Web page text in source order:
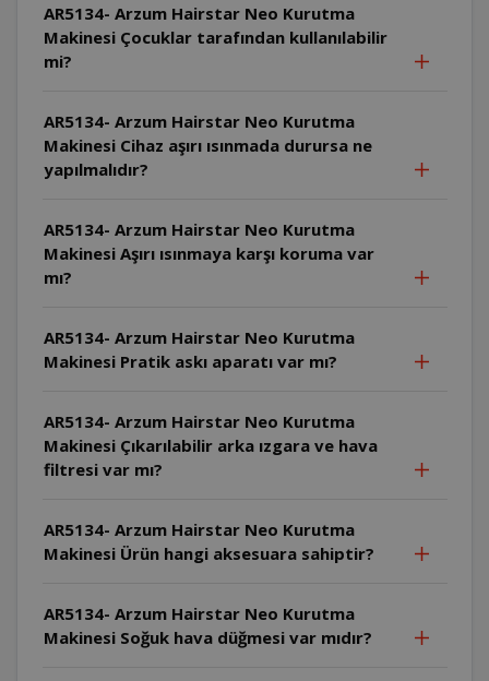
AR5134- Arzum Hairstar Neo Kurutma
Makinesi Çocuklar tarafından kullanılabilir
mi?
AR5134- Arzum Hairstar Neo Kurutma
Makinesi Cihaz aşırı ısınmada durursa ne
yapılmalıdır?
AR5134- Arzum Hairstar Neo Kurutma
Makinesi Aşırı ısınmaya karşı koruma var
mı?
AR5134- Arzum Hairstar Neo Kurutma
Makinesi Pratik askı aparatı var mı?
AR5134- Arzum Hairstar Neo Kurutma
Makinesi Çıkarılabilir arka ızgara ve hava
filtresi var mı?
AR5134- Arzum Hairstar Neo Kurutma
Makinesi Ürün hangi aksesuara sahiptir?
AR5134- Arzum Hairstar Neo Kurutma
Makinesi Soğuk hava düğmesi var mıdır?